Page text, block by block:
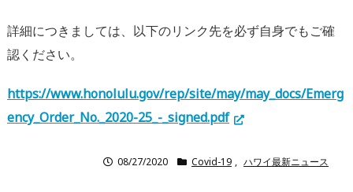
詳細につきましては、以下のリンク先を必ず自身でもご確
認ください。
https://www.honolulu.gov/rep/site/may/may_docs/Emerg
ency_Order_No._2020-25_-_signed.pdf
08/27/2020 Covid-19 , ハワイ最新ニュース